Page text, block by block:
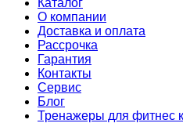
О компании
Доставка и оплата
Рассрочка
Гарантия
Контакты
Сервис
Блог
Тренажеры для фитнес